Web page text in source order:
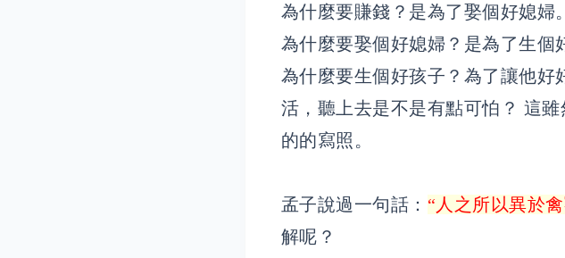
為什麼要賺錢？是為了娶個好媳婦。
為什麼要娶個好媳婦？是為了生個
為什麼要生個好孩子？為了讓他
活，聽上去是不是有點可怕？ 這
的的寫照。
孟子說過一句話： “人之所以異於
解呢？